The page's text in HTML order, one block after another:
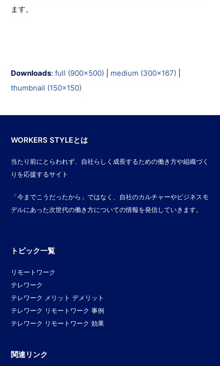
ます。
Downloads:full (900x500) medium (300x167)
thumbnail (150x150)
WORKERS STYLEとは
当たり前にとらわれず、自社らしく成長するための働き方や組織づく
りを応援するサイト
「今までこうだったから」ではなく、自社のカルチャーやビジネスモ
デルにあった次世代の働き方についての情報を発信していきます。
トピック一覧
リモートワーク
テレワーク
テレワーク メリット デメリット
テレワーク リモートワーク 事例
テレワーク リモートワーク 効果
関連リンク